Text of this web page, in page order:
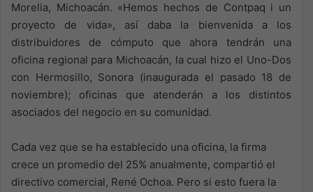
Morelia, Michoacán. «Hemos hechos de Contpaq i un
proyecto de vida», así daba la bienvenida a los
distribuidores de cómputo que ahora tendrán una
oficina regional para Michoacán, la cual hizo el Uno-Dos
con Hermosillo, Sonora (inaugurada el pasado 18 de
noviembre); oficinas que atenderán a los distintos
asociados del negocio en su comunidad.
Cada vez que se ha establecido una oficina, la firma
crece un promedio del 25% anualmente, compartió el
directivo comercial, René Ochoa. Pero si esto fuera la